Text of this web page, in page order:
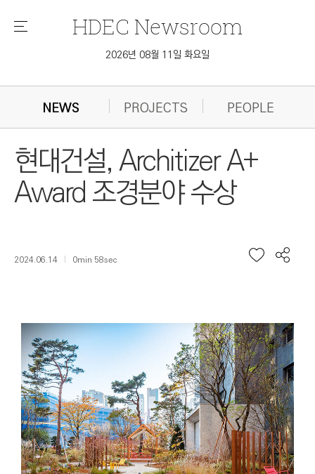
메
HDEC Newsroom
2026년 08월 11일 화요일
NEWS PROJECTS PEOPLE
현대건설, Architizer A+
Award 조경분야 수상
2024.06.14 0min 58sec